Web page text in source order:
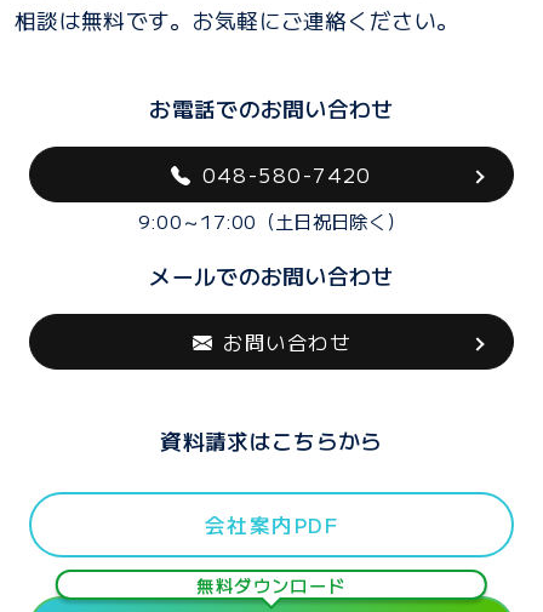
相談は無料です。お気軽にご連絡ください。
お電話でのお問い合わせ
048-580-7420
9:00～17:00（土日祝日除く）
メールでのお問い合わせ
お問い合わせ
資料請求はこちらから
会社案内PDF
無料ダウンロード